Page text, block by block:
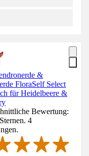
&
FloraSelf Select
für Heidelbeere &
Bewertung:
4